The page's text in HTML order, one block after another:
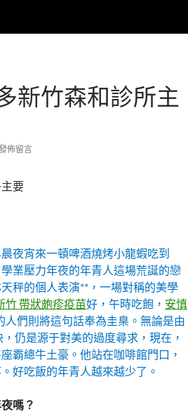
新竹森和診所主
佈留言
要
夜宵來一頓啤酒燒烤小龍蝦吃到
業壓力年夜的年青人這場荒誕的戀
秤的個人表演**，一場對稱的美學
竹 帶狀皰疹疫苗好，午時吃飽， 安慎
人們則將這句話奉為圭臬。無論是由
仍是源于對美的過度尋求，現在，
霸總牛土豪。他站在咖啡館門口，
好吃飯的年青人越來越少了。
嗎？